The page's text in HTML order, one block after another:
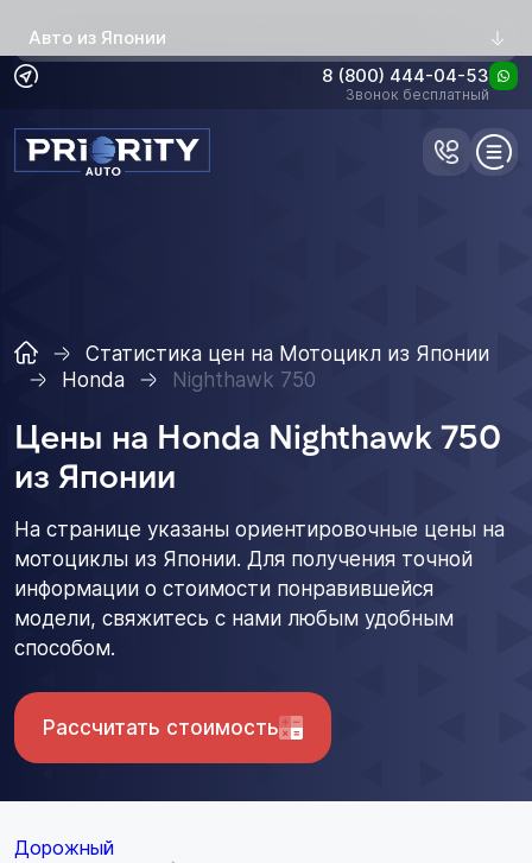
Авто из Японии
8 (800) 444-04-53
Звонок бесплатный
Статистика цен на Мотоцикл из Японии
Honda
Nighthawk 750
Цены на Honda Nighthawk 750
из Японии
На странице указаны ориентировочные цены на
мотоциклы из Японии. Для получения точной
информации о стоимости понравившейся
модели, свяжитесь с нами любым удобным
способом.
Рассчитать стоимость
Дорожный